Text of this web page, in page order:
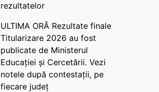
rezultatelor
ULTIMA ORĂ Rezultate finale
Titularizare 2026 au fost
publicate de Ministerul
Educației și Cercetării. Vezi
notele după contestații, pe
fiecare județ